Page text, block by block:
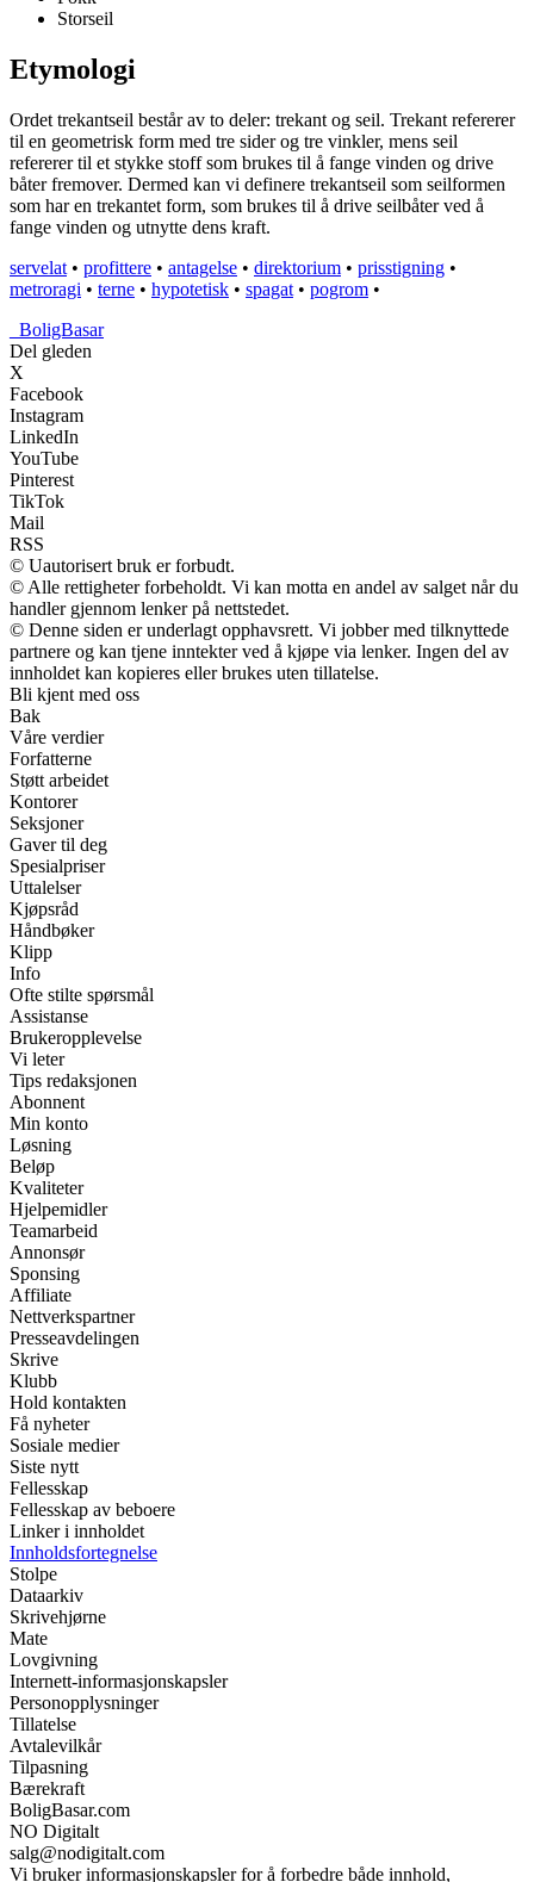
Storseil
Etymologi
Ordet trekantseil består av to deler: trekant og seil. Trekant refererer
til en geometrisk form med tre sider og tre vinkler, mens seil
refererer til et stykke stoff som brukes til å fange vinden og drive
båter fremover. Dermed kan vi definere trekantseil som seilformen
som har en trekantet form, som brukes til å drive seilbåter ved å
fange vinden og utnytte dens kraft.
servelat • profittere • antagelse • direktorium • prisstigning •
metroragi • terne • hypotetisk • spagat • pogrom •
BoligBasar
Del gleden
X
Facebook
Instagram
LinkedIn
YouTube
Pinterest
TikTok
Mail
RSS
© Uautorisert bruk er forbudt.
© Alle rettigheter forbeholdt. Vi kan motta en andel av salget når du
handler gjennom lenker på nettstedet.
© Denne siden er underlagt opphavsrett. Vi jobber med tilknyttede
partnere og kan tjene inntekter ved å kjøpe via lenker. Ingen del av
innholdet kan kopieres eller brukes uten tillatelse.
Bli kjent med oss
Bak
Våre verdier
Forfatterne
Støtt arbeidet
Kontorer
Seksjoner
Gaver til deg
Spesialpriser
Uttalelser
Kjøpsråd
Håndbøker
Klipp
Info
Ofte stilte spørsmål
Assistanse
Brukeropplevelse
Vi leter
Tips redaksjonen
Abonnent
Min konto
Løsning
Beløp
Kvaliteter
Hjelpemidler
Teamarbeid
Annonsør
Sponsing
Affiliate
Nettverkspartner
Presseavdelingen
Skrive
Klubb
Hold kontakten
Få nyheter
Sosiale medier
Siste nytt
Fellesskap
Fellesskap av beboere
Linker i innholdet
Innholdsfortegnelse
Stolpe
Dataarkiv
Skrivehjørne
Mate
Lovgivning
Internett-informasjonskapsler
Personopplysninger
Tillatelse
Avtalevilkår
Tilpasning
Bærekraft
BoligBasar.com
NO Digitalt
salg@nodigitalt.com
Vi bruker informasjonskapsler for å forbedre både innhold,